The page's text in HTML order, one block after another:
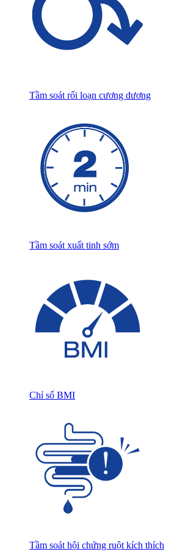
Tầm soát rối loạn cương dương
Tầm soát xuất tinh sớm
Chỉ số BMI
Tầm soát hội chứng ruột kích thích